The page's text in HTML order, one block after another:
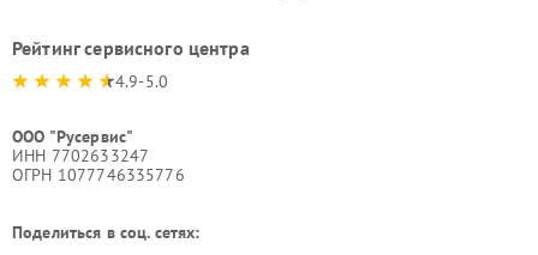
Рейтинг сервисного центра
4.9-5.0
ООО "Русервис"
ИНН 7702633247
ОГРН 1077746335776
Поделиться в соц. сетях: